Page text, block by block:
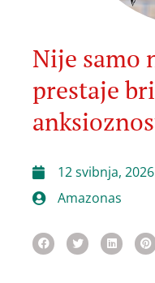
Nije samo
prestaje
12 svibnja, 2026
Amazonas